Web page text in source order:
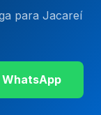
para Jacareí
WhatsApp